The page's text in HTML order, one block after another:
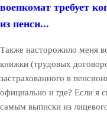
военкомат требует
из пенси...
Также насторожило меня
книжки (трудовых
застрахованного в
официально и где? Если я
самым выписки из